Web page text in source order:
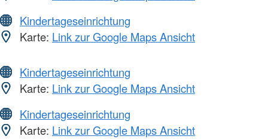
Kindertageseinrichtung
Karte: Link zur Google Maps Ansicht
Kindertageseinrichtung
Karte: Link zur Google Maps Ansicht
Kindertageseinrichtung
Karte: Link zur Google Maps Ansicht